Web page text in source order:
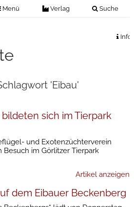
Menü Verlag Suche
Info
'Eibau'
sich im Tierpark
und Exotenzüchterverein
Besuch im Görlitzer Tierpark
Artikel anzeigen
dem Eibauer Beckenberg